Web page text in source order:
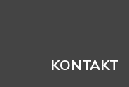
KONTAKT